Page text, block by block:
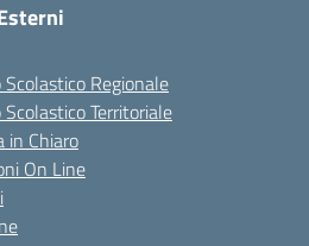
Scolastico Regionale
Scolastico Territoriale
in Chiaro
On Line